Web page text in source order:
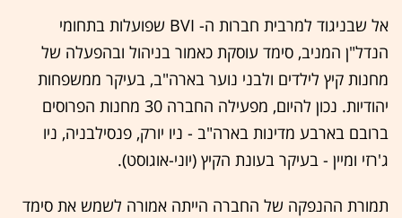
אל שבניגוד למרבית חברות ה- BVI שפועלות בתחומי
הנדל"ן המניב, סימד עוסקת כאמור בניהול ובהפעלה של
מחנות קיץ לילדים ולבני נוער בארה"ב, בעיקר ממשפחות
יהודיות. נכון להיום, מפעילה החברה 30 מחנות הפרוסים
ברובם בארבע מדינות בארה"ב - ניו יורק, פנסילבניה, ניו
ג'רזי ומיין - בעיקר בעונת הקיץ (יוני-אוגוסט).
תמורת ההנפקה של החברה הייתה אמורה לשמש את סימד